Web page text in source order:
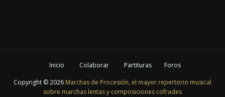
Inicio Colaborar Partituras
Foros
Copyright ©2026 Marchas de Procesión, el mayor repertorio musical
sobre marchas lentas y composiciones cofrades